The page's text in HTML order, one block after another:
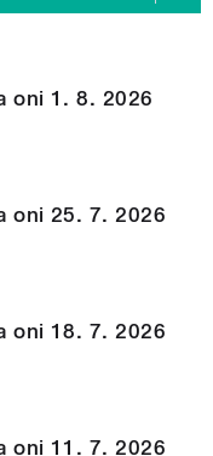
oni 1. 8. 2026
oni 25. 7. 2026
oni 18. 7. 2026
oni 11. 7. 2026